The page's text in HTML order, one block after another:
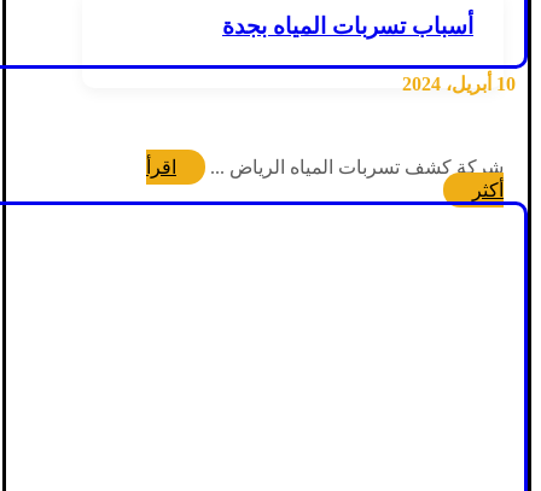
أسباب تسربات المياه بجدة
10 أبريل، 2024
شركة كشف تسربات المياه الرياض ...
اقرأ
أكثر